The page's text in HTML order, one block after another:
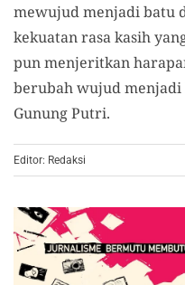
mewujud menjadi batu
kekuatan rasa kasih
pun menjeritkan
berubah wujud
Gunung Putri.
Editor: Redaksi